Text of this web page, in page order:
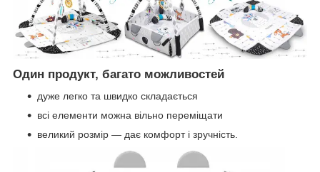
Один продукт, багато можливостей
дуже легко та швидко складається
всі елементи можна вільно переміщати
великий розмір — дає комфорт і зручність.